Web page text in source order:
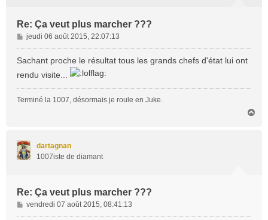
Re: Ça veut plus marcher ???
M
e
a
g
e
jeudi 06 août 2015, 22:07:13
Sachant proche le résultat tous les grands chefs d'état lui ont
rendu visite...
Terminé la 1007, désormais je roule en Juke.
dartagnan
1007iste de diamant
Re: Ça veut plus marcher ???
M
e
vendredi 07 août 2015, 08:41:13